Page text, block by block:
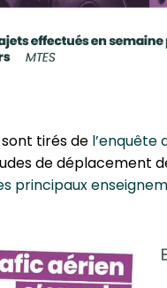
tirés de l’enquête
de dépla­ce­ment
prin­ci­paux